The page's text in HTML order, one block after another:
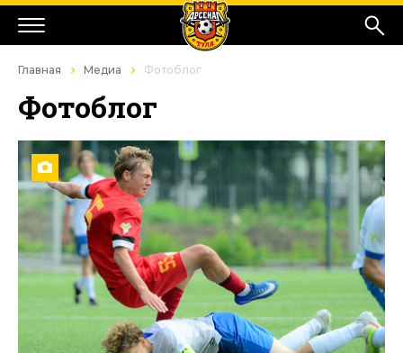
Главная Медиа Фотоблог
Фотоблог